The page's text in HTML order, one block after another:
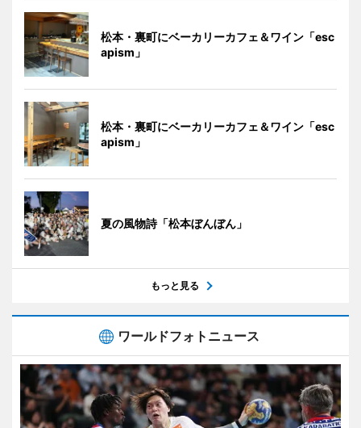
松本・裏町にベーカリーカフェ＆ワイン「esc
apism」
松本・裏町にベーカリーカフェ＆ワイン「esc
apism」
夏の風物詩「松本ぼんぼん」
もっと見る
ワールドフォトニュース